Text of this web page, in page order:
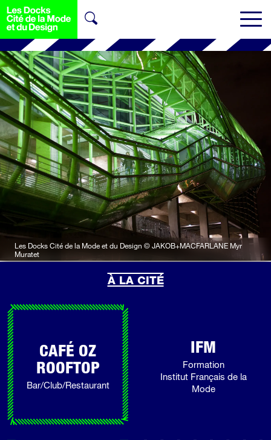
Les Docks Cité de la Mode et du Design © JAKOB+MACFARLANE Myr
Muratet
À LA CITÉ
CAFÉ OZ
ROOFTOP
Bar/Club/Restaurant
IFM
Formation
Institut Français de la
Mode